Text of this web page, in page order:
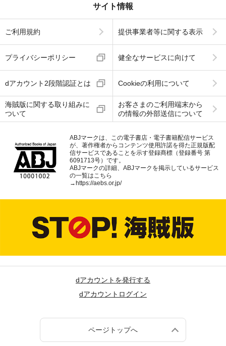
サイト情報
ご利用規約 提供事業者等に関する表示
プライバシーポリシー 健全なサービスに向けて
dアカウント2段階認証とは Cookieの利用について
海賊版に関する取り組みに
ついて
お客さまのご利用端末から
の情報の外部送信について
ABJマークは、この電子書店・電子書籍配信サービス
が、著作権者からコンテンツ使用許諾を得た正規版配
信サービスであることを示す登録商標（登録番号 第
6091713号）です。
ABJマークの詳細、ABJマークを掲示しているサービス
の一覧はこちら
→ https://aebs.or.jp/
dアカウントを発行する
dアカウントログイン
ページトップへ